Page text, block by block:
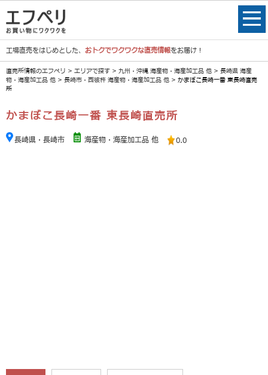
工場直売をはじめとした、 おトクでワクワクな直売情報をお届け！
直売所情報のエフペリ > エリアで探す > 九州・沖縄 海産物・海産加工品 他 > 長崎県 海産
物・海産加工品 他 > 長崎市・西彼杵 海産物・海産加工品 他 > かまぼこ長崎一番 東長崎直売
所
かまぼこ長崎一番 東長崎直売所
長崎県・長崎市 海産物・海産加工品 他 0.0